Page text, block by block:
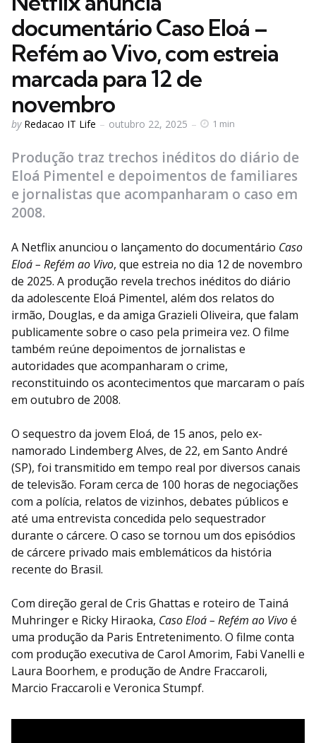
documentário Caso Eloá –
Refém ao Vivo, com estreia
marcada para 12 de
novembro
Posted
by Redacao IT Life outubro 22, 2025 1 min
Produção traz trechos inéditos do diário de
Eloá Pimentel e depoimentos de familiares
e jornalistas que acompanharam o caso em
2008.
A Netflix anunciou o lançamento do documentário Caso
Eloá – Refém ao Vivo, que estreia no dia 12 de novembro
de 2025. A produção revela trechos inéditos do diário
da adolescente Eloá Pimentel, além dos relatos do
irmão, Douglas, e da amiga Grazieli Oliveira, que falam
publicamente sobre o caso pela primeira vez. O filme
também reúne depoimentos de jornalistas e
autoridades que acompanharam o crime,
reconstituindo os acontecimentos que marcaram o país
em outubro de 2008.
O sequestro da jovem Eloá, de 15 anos, pelo ex-
namorado Lindemberg Alves, de 22, em Santo André
(SP), foi transmitido em tempo real por diversos canais
de televisão. Foram cerca de 100 horas de negociações
com a polícia, relatos de vizinhos, debates públicos e
até uma entrevista concedida pelo sequestrador
durante o cárcere. O caso se tornou um dos episódios
de cárcere privado mais emblemáticos da história
recente do Brasil.
Com direção geral de Cris Ghattas e roteiro de Tainá
Muhringer e Ricky Hiraoka, Caso Eloá – Refém ao Vivoé
uma produção da Paris Entretenimento. O filme conta
com produção executiva de Carol Amorim, Fabi Vanelli e
Laura Boorhem, e produção de Andre Fraccaroli,
Marcio Fraccaroli e Veronica Stumpf.